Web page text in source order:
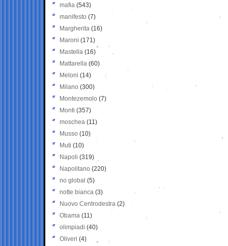
mafia (543)
manifesto (7)
Margherita (16)
Maroni (171)
Mastella (16)
Mattarella (60)
Meloni (14)
Milano (300)
Montezemolo (7)
Monti (357)
moschea (11)
Musso (10)
Muti (10)
Napoli (319)
Napolitano (220)
no global (5)
notte bianca (3)
Nuovo Centrodestra (2)
Obama (11)
olimpiadi (40)
Oliveri (4)